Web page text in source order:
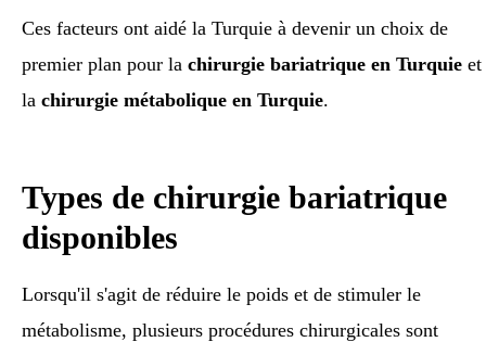
Ces facteurs ont aidé la Turquie à devenir un choix de
premier plan pour la chirurgie bariatrique en Turquie et
la chirurgie métabolique en Turquie.
Types de chirurgie bariatrique
disponibles
Lorsqu'il s'agit de réduire le poids et de stimuler le
métabolisme, plusieurs procédures chirurgicales sont